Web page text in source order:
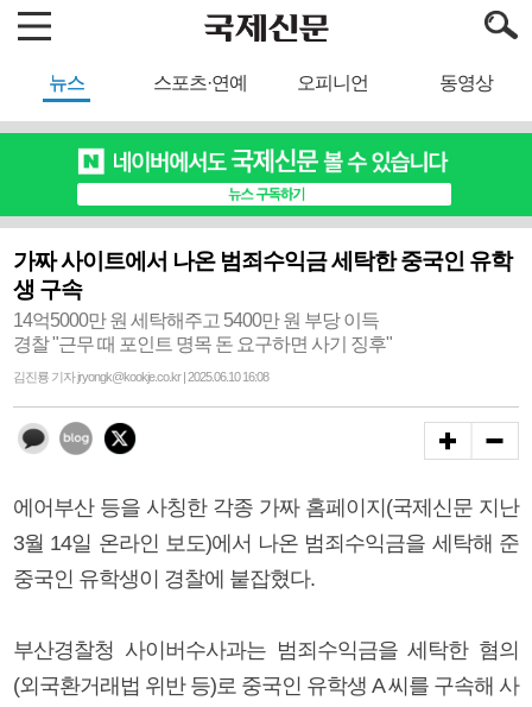
뉴스 스포츠·연예 오피니언 동영상
가짜 사이트에서 나온 범죄수익금 세탁한 중국인 유학
생 구속
14억5000만 원 세탁해주고 5400만 원 부당 이득
경찰 "근무 때 포인트 명목 돈 요구하면 사기 징후"
김진룡 기자 jryongk@kookje.co.kr | 2025.06.10 16:08
에어부산 등을 사칭한 각종 가짜 홈페이지(국제신문 지난
3월 14일 온라인 보도)에서 나온 범죄수익금을 세탁해 준
중국인 유학생이 경찰에 붙잡혔다.
부산경찰청 사이버수사과는 범죄수익금을 세탁한 혐의
(외국환거래법 위반 등)로 중국인 유학생 A 씨를 구속해 사